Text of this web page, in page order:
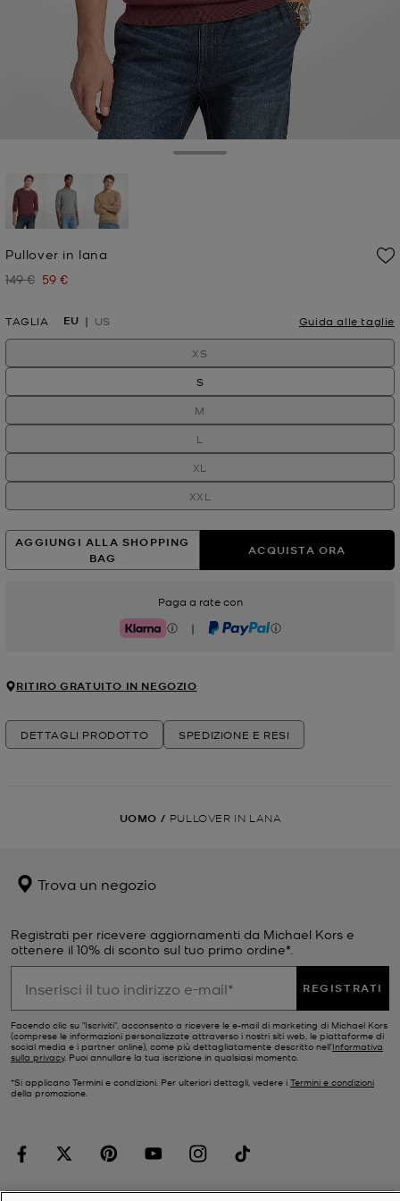
Pullover in lana
Prezzo iniziale
149 € Prezzo attuale
59 €
TAGLIA EU US Guida alle taglie
XS
S
M
L
XL
XXL
AGGIUNGI ALLA SHOPPING
BAG
ACQUISTA ORA
Paga a rate con
Klarna | PayPal
RITIRO GRATUITO IN NEGOZIO
DETTAGLI PRODOTTO SPEDIZIONE E RESI
UOMO / PULLOVER IN LANA
Trova un negozio
Registrati per ricevere aggiornamenti da Michael Kors e
ottenere il 10% di sconto sul tuo primo ordine*.
REGISTRATI
Facendo clic su "Iscriviti", acconsento a ricevere le e-mail di marketing di Michael Kors
(comprese le informazioni personalizzate attraverso i nostri siti web, le piattaforme di
social media e i partner online), come più dettagliatamente descritto nell’Informativa
sulla privacy. Puoi annullare la tua iscrizione in qualsiasi momento.
*Si applicano Termini e condizioni. Per ulteriori dettagli, vedere i Termini e condizioni
della promozione.